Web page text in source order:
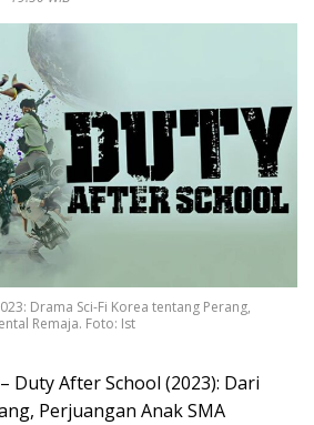
Drama Sci-Fi Korea tentang Perang,
Remaja. Foto: Ist
– Duty After School (2023): Dari
Perjuangan Anak SMA